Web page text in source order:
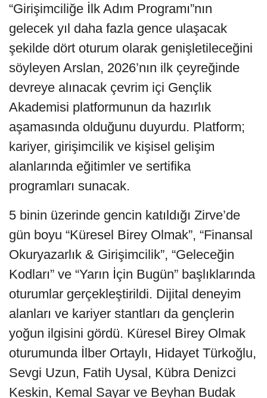
“Girişimciliğe İlk Adım Programı”nın
gelecek yıl daha fazla gence ulaşacak
şekilde dört oturum olarak genişletileceğini
söyleyen Arslan, 2026’nın ilk çeyreğinde
devreye alınacak çevrim içi Gençlik
Akademisi platformunun da hazırlık
aşamasında olduğunu duyurdu. Platform;
kariyer, girişimcilik ve kişisel gelişim
alanlarında eğitimler ve sertifika
programları sunacak.
5 binin üzerinde gencin katıldığı Zirve’de
gün boyu “Küresel Birey Olmak”, “Finansal
Okuryazarlık & Girişimcilik”, “Geleceğin
Kodları” ve “Yarın İçin Bugün” başlıklarında
oturumlar gerçekleştirildi. Dijital deneyim
alanları ve kariyer stantları da gençlerin
yoğun ilgisini gördü. Küresel Birey Olmak
oturumunda İlber Ortaylı, Hidayet Türkoğlu,
Sevgi Uzun, Fatih Uysal, Kübra Denizci
Keskin, Kemal Sayar ve Beyhan Budak